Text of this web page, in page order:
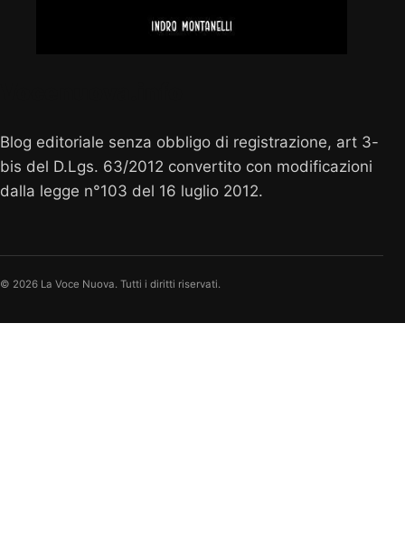
Blog editoriale senza obbligo di registrazione, art 3-
bis del D.Lgs. 63/2012 convertito con modificazioni
dalla legge n°103 del 16 luglio 2012.
© 2026 La Voce Nuova. Tutti i diritti riservati.